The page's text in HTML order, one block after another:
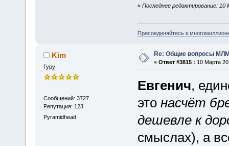
« Последнее редактирование: 10
Присоединяйтесь к
Kim
Гуру
Сообщений: 3727
Репутация: 123
Pyramidhead
Re: Общие вопросы
« Ответ #3815 : 10 Марта
Евгенич,
это насчёт
дешевле к
смыслах), а